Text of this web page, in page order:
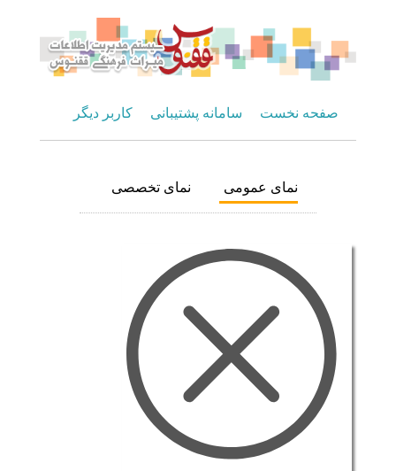
صفحه نخست سامانه پشتیبانی کاربر دیگر
نمای عمومی نمای تخصصی